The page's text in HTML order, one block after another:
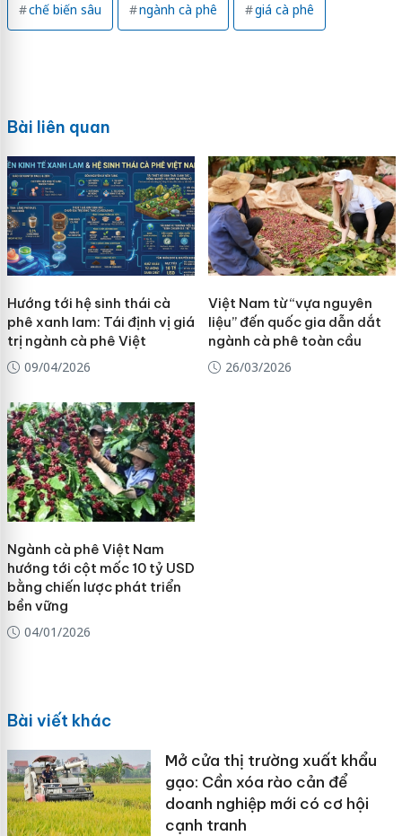
chế biến sâu ngành cà phê giá cà phê
Bài liên quan
Hướng tới hệ sinh thái cà
phê xanh lam: Tái định vị giá
trị ngành cà phê Việt
09/04/2026
Việt Nam từ “vựa nguyên
liệu” đến quốc gia dẫn dắt
ngành cà phê toàn cầu
26/03/2026
Ngành cà phê Việt Nam
hướng tới cột mốc 10 tỷ USD
bằng chiến lược phát triển
bền vững
04/01/2026
Bài viết khác
Mở cửa thị trường xuất khẩu
gạo: Cần xóa rào cản để
doanh nghiệp mới có cơ hội
cạnh tranh